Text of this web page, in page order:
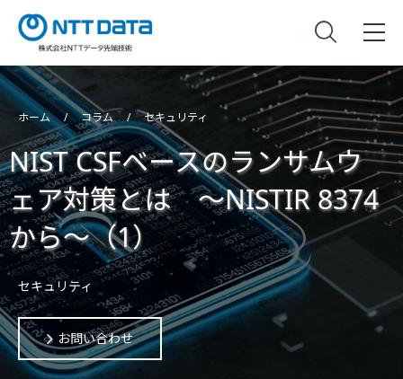
ホーム コラム セキュリティ
NIST CSFベースのランサムウ
ェア対策とは ～NISTIR 8374
から～（1）
セキュリティ
お問い合わせ